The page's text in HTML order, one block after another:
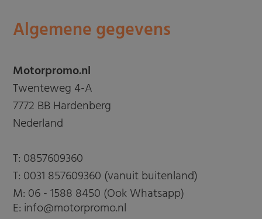
Algemene gegevens
Motorpromo.nl
Twenteweg 4-A
7772 BB Hardenberg
Nederland
T: 0857609360
T: 0031 857609360 (vanuit buitenland)
M: 06 - 1588 8450 (Ook Whatsapp)
E: info@motorpromo.nl